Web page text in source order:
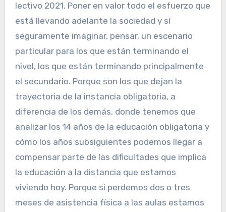
lectivo 2021. Poner en valor todo el esfuerzo que
está llevando adelante la sociedad y sí
seguramente imaginar, pensar, un escenario
particular para los que están terminando el
nivel, los que están terminando principalmente
el secundario. Porque son los que dejan la
trayectoria de la instancia obligatoria, a
diferencia de los demás, donde tenemos que
analizar los 14 años de la educación obligatoria y
cómo los años subsiguientes podemos llegar a
compensar parte de las dificultades que implica
la educación a la distancia que estamos
viviendo hoy. Porque si perdemos dos o tres
meses de asistencia física a las aulas estamos